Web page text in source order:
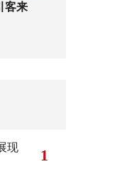
客来
现
1